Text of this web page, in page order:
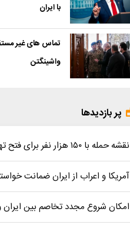
با ایران
تماس های غیر
واشینگتن
پر بازدیدها
نقشه حمله با ۱۵۰ هزار نفر برای فتح تهران
آمریکا و اعراب از ایران ضمانت
امکان شروع مجدد تخاصم‌ بین ایران